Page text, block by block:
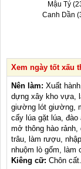
Mậu Tý
Canh Dần
Xem ngày tốt xấu
Nên làm: Xuất
dựng xây kho vựa,
giường lót giường,
cấy lúa gặt lúa,
mở thông hào
trâu, làm rượu,
nhuộm lò gốm, làm
Kiêng cữ: Chôn cất.